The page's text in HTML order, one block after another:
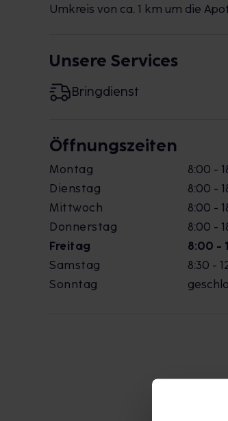
Umkreis von ca. 1 km um die
Unsere Services
Bringdienst
Öffnungszeiten
Montag
8:00 -
Dienstag
8:00 -
Mittwoch
8:00 -
Donnerstag
8:00 -
Freitag
8:00 -
Samstag
8:30 -
Sonntag